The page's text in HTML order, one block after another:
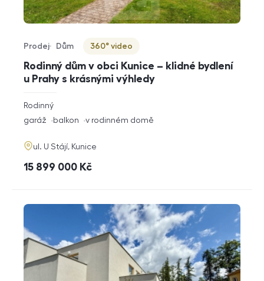
Rodinný dům v obci Kunice – klidné bydlení
u Prahy s krásnými výhledy
Typ nabídky
Prodej
Typ nemovitosti
Dům
Virtuální prohlídka
360° video
rozměry
dispozice
Rodinný
funkce
garáž balkon v rodinném domě
adresa
ul. U Stájí, Kunice
cena
15 899 000 Kč